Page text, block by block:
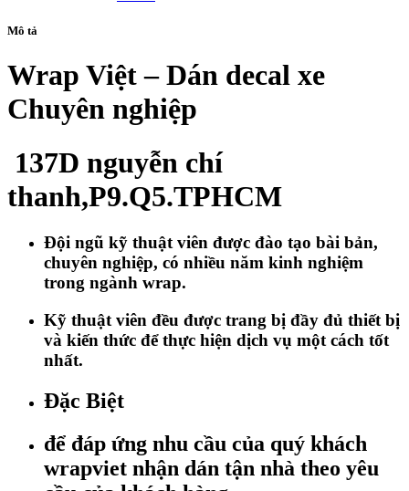
Mô tả
Wrap Việt – Dán decal xe
Chuyên nghiệp
137D nguyễn chí
thanh,P9.Q5.TPHCM
Đội ngũ kỹ thuật viên được đào tạo bài bản,
chuyên nghiệp, có nhiều năm kinh nghiệm
trong ngành wrap.
Kỹ thuật viên đều được trang bị đầy đủ thiết bị
và kiến thức để thực hiện dịch vụ một cách tốt
nhất.
Đặc Biệt
để đáp ứng nhu cầu của quý khách
wrapviet nhận dán tận nhà theo yêu